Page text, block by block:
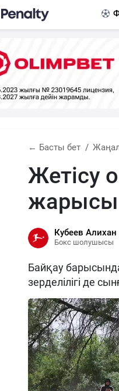
← Басты бет
Жетісу
жарысы
Кубеев Алихан
Бокс шолушысы
Байқау
зерделілігі де